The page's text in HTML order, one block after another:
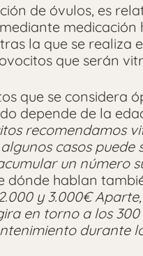
de óvulos, es
la que se realiza
que serán
que se considera
depende de la
recomendamos
casos
un número
dónde hablan
y 3.000€
en torno a los
durante